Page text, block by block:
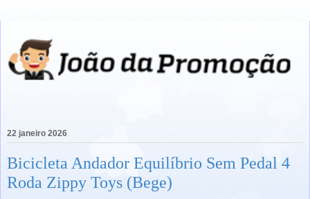
22 janeiro 2026
Bicicleta Andador Equilíbrio Sem Pedal 4
Roda Zippy Toys (Bege)